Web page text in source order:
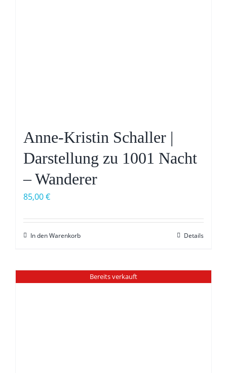
Anne-Kristin Schaller |
Darstellung zu 1001 Nacht
– Wanderer
85,00€
In den Warenkorb Details
Bereits verkauft